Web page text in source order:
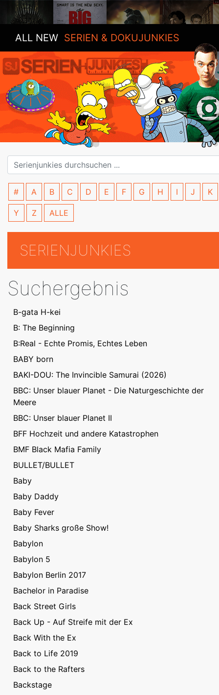
ALL NEW SERIEN & DOKUJUNKIES
# A B C D E F G H I J K
Y Z ALLE
SERIENJUNKIES
Suchergebnis
B-gata H-kei
B: The Beginning
B:Real - Echte Promis, Echtes Leben
BABY born
BAKI-DOU: The Invincible Samurai (2026)
BBC: Unser blauer Planet - Die Naturgeschichte der
Meere
BBC: Unser blauer Planet II
BFF Hochzeit und andere Katastrophen
BMF Black Mafia Family
BULLET/BULLET
Baby
Baby Daddy
Baby Fever
Baby Sharks große Show!
Babylon
Babylon 5
Babylon Berlin 2017
Bachelor in Paradise
Back Street Girls
Back Up - Auf Streife mit der Ex
Back With the Ex
Back to Life 2019
Back to the Rafters
Backstage